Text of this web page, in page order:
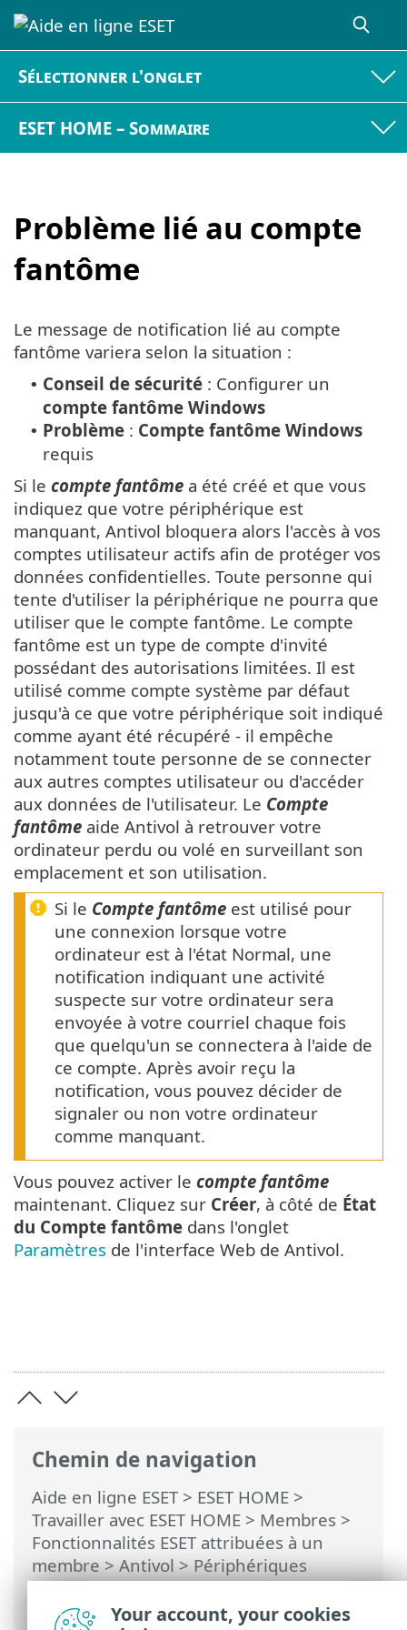
Sélectionner l'onglet
ESET HOME – Sommaire
Problème lié au compte
fantôme
Chemin de navigation
Aide en ligne ESET> ESET HOME >
Travailler avec ESET HOME > Membres >
Fonctionnalités ESET attribuées à un
membre>Antivol>Périphériques
protégés par Antivol>Optimisation>
Utilisateurs de Windows > Problème lié
Le message de notification lié au compte
fantôme variera selon la situation :
• Conseil de sécurité : Configurer un
compte fantôme Windows
• Problème : Compte fantôme Windows
requis
Si le compte fantôme a été créé et que vous
indiquez que votre périphérique est
manquant, Antivol bloquera alors l'accès à vos
comptes utilisateur actifs afin de protéger vos
données confidentielles. Toute personne qui
tente d'utiliser la périphérique ne pourra que
utiliser que le compte fantôme. Le compte
fantôme est un type de compte d'invité
possédant des autorisations limitées. Il est
utilisé comme compte système par défaut
jusqu'à ce que votre périphérique soit indiqué
comme ayant été récupéré - il empêche
notamment toute personne de se connecter
aux autres comptes utilisateur ou d'accéder
aux données de l'utilisateur. Le Compte
fantôme aide Antivol à retrouver votre
ordinateur perdu ou volé en surveillant son
emplacement et son utilisation.
Si le Compte fantôme est utilisé pour
une connexion lorsque votre
ordinateur est à l'état Normal, une
notification indiquant une activité
suspecte sur votre ordinateur sera
envoyée à votre courriel chaque fois
que quelqu'un se connectera à l'aide de
ce compte. Après avoir reçu la
notification, vous pouvez décider de
signaler ou non votre ordinateur
comme manquant.
Vous pouvez activer le compte fantôme
maintenant. Cliquez sur Créer, à côté de État
du Compte fantôme dans l'onglet
Paramètres de l'interface Web de Antivol.
Your account, your cookies